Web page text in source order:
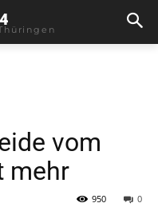
vom
mehr
0
950